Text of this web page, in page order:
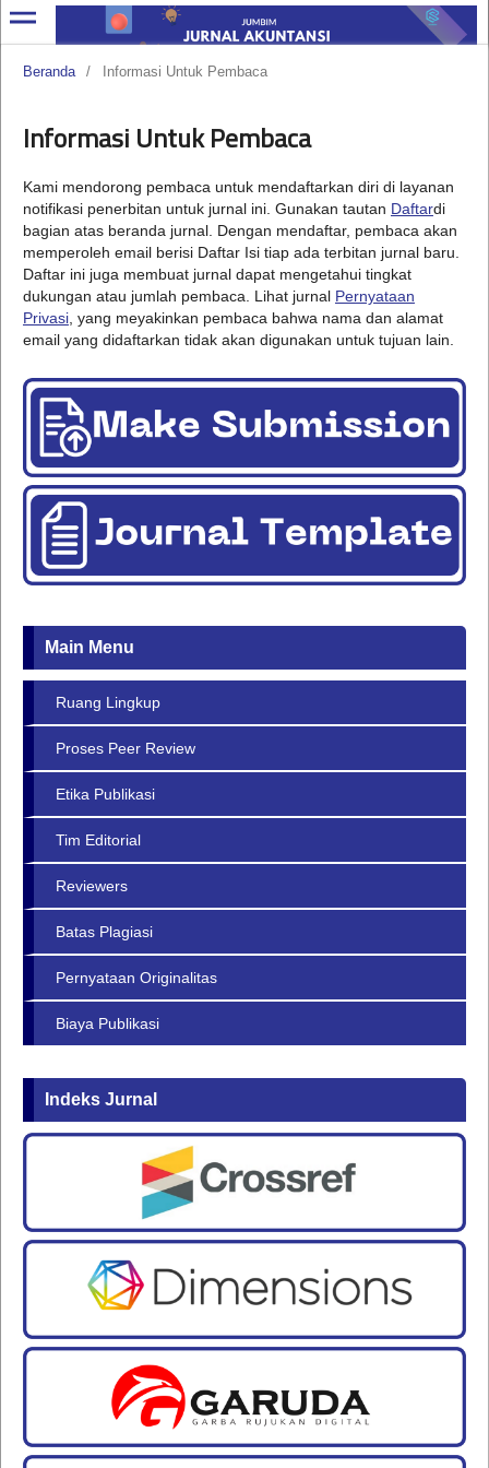
Beranda / Informasi Untuk Pembaca
Informasi Untuk Pembaca
Kami mendorong pembaca untuk mendaftarkan diri di layanan
notifikasi penerbitan untuk jurnal ini. Gunakan tautan Daftardi
bagian atas beranda jurnal. Dengan mendaftar, pembaca akan
memperoleh email berisi Daftar Isi tiap ada terbitan jurnal baru.
Daftar ini juga membuat jurnal dapat mengetahui tingkat
dukungan atau jumlah pembaca. Lihat jurnal Pernyataan
Privasi, yang meyakinkan pembaca bahwa nama dan alamat
email yang didaftarkan tidak akan digunakan untuk tujuan lain.
Main Menu
Ruang Lingkup
Proses Peer Review
Etika Publikasi
Tim Editorial
Reviewers
Batas Plagiasi
Pernyataan Originalitas
Biaya Publikasi
Indeks Jurnal